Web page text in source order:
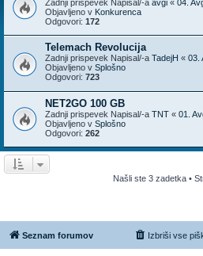
Zadnji prispevek Napisal/-a avgi « 04.
Objavljeno v Konkurenca
Odgovori: 172
Telemach Revolucija
Zadnji prispevek Napisal/-a TadejH « 03.
Objavljeno v Splošno
Odgovori: 723
NET2GO 100 GB
Zadnji prispevek Napisal/-a TNT « 01.
Objavljeno v Splošno
Odgovori: 262
Našli ste 3 zadetka •
Seznam forumov Izbriši vse